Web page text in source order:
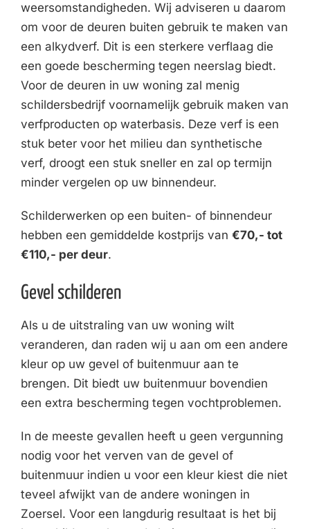
weersomstandigheden. Wij adviseren u daarom
om voor de deuren buiten gebruik te maken van
een alkydverf. Dit is een sterkere verflaag die
een goede bescherming tegen neerslag biedt.
Voor de deuren in uw woning zal menig
schildersbedrijf voornamelijk gebruik maken van
verfproducten op waterbasis. Deze verf is een
stuk beter voor het milieu dan synthetische
verf, droogt een stuk sneller en zal op termijn
minder vergelen op uw binnendeur.
Schilderwerken op een buiten- of binnendeur
hebben een gemiddelde kostprijs van €70,- tot
€110,- per deur.
Gevel schilderen
Als u de uitstraling van uw woning wilt
veranderen, dan raden wij u aan om een andere
kleur op uw gevel of buitenmuur aan te
brengen. Dit biedt uw buitenmuur bovendien
een extra bescherming tegen vochtproblemen.
In de meeste gevallen heeft u geen vergunning
nodig voor het verven van de gevel of
buitenmuur indien u voor een kleur kiest die niet
teveel afwijkt van de andere woningen in
Zoersel. Voor een langdurig resultaat is het bij